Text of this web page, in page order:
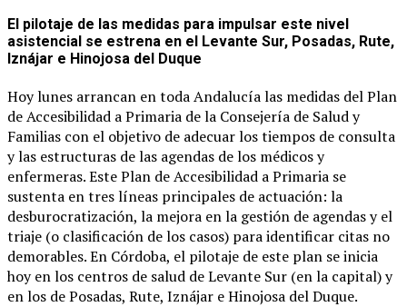
El pilotaje de las medidas para impulsar este nivel
asistencial se estrena en el Levante Sur, Posadas, Rute,
Iznájar e Hinojosa del Duque
Hoy lunes arrancan en toda Andalucía las medidas del Plan
de Accesibilidad a Primaria de la Consejería de Salud y
Familias con el objetivo de adecuar los tiempos de consulta
y las estructuras de las agendas de los médicos y
enfermeras. Este Plan de Accesibilidad a Primaria se
sustenta en tres líneas principales de actuación: la
desburocratización, la mejora en la gestión de agendas y el
triaje (o clasificación de los casos) para identificar citas no
demorables. En Córdoba, el pilotaje de este plan se inicia
hoy en los centros de salud de Levante Sur (en la capital) y
en los de Posadas, Rute, Iznájar e Hinojosa del Duque.